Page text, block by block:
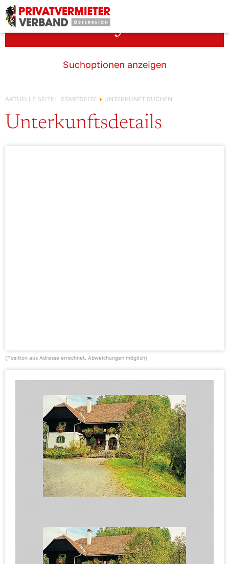
Unterkunft suchen
Suchoptionen anzeigen
AKTUELLE SEITE: STARTSEITE UNTERKUNFT SUCHEN
Unterkunftsdetails
(Position aus Adresse errechnet, Abweichungen möglich)